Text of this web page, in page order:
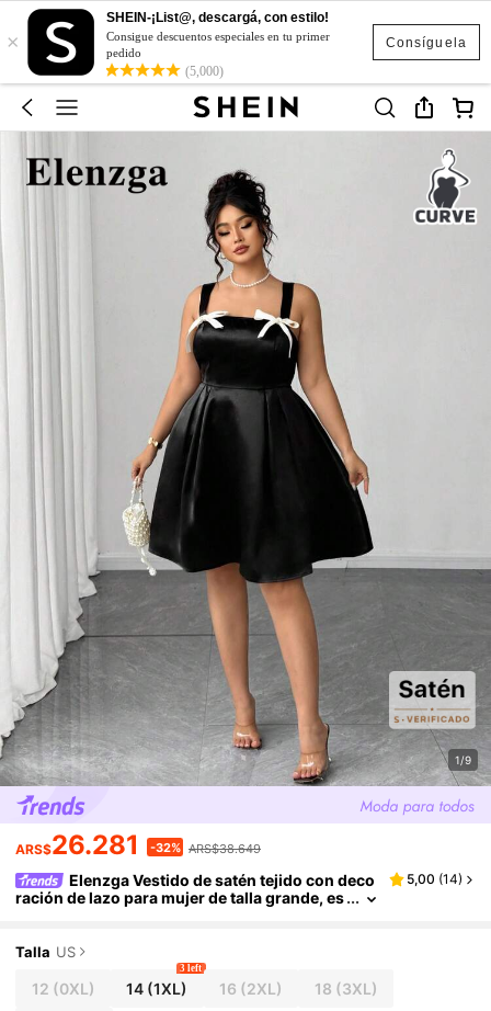
Consíguela
×
SHEIN-¡List@, descargá, con estilo!
Consigue descuentos especiales en tu primer
pedido
(5,000)
1/9
ARS$26.281 -32% ARS$38.649
Elenzga Vestido de satén tejido con deco
ración de lazo para mujer de talla grande, es
5,00 (14)
Talla US
12 (0XL) 14 (1XL)
3 left
16 (2XL) 18 (3XL)